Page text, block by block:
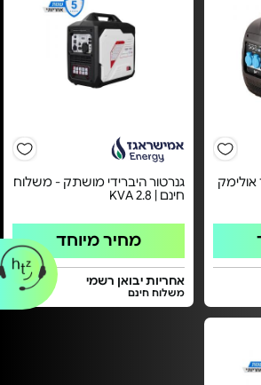
אולימק
גנרטור היברידי מושתק - משלוח
חינם | KVA 2.8
מחיר מיוחד
אחריות יבואן רשמי
משלוח חינם